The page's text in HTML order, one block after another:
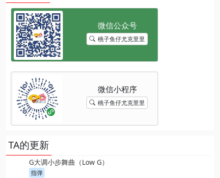
桃子鱼仔尤克里里
桃子鱼仔尤克里里
TA的更新
G大调小步舞曲（Low G）
指弹